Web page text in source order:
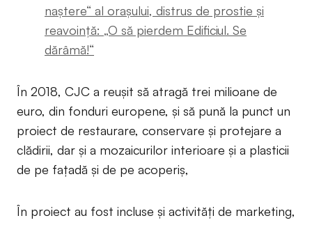
naștere“ al orașului, distrus de prostie și
reavoință: „O să pierdem Edificiul. Se
dărâmă!“
În 2018, CJC a reușit să atragă trei milioane de
euro, din fonduri europene, și să pună la punct un
proiect de restaurare, conservare și protejare a
clădirii, dar și a mozaicurilor interioare și a plasticii
de pe fațadă și de pe acoperiș,
În proiect au fost incluse și activități de marketing,